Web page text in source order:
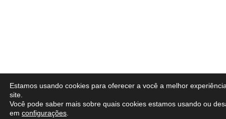
Estamos usando cookies para oferecer a você a melhor
site.
Você pode saber mais sobre quais cookies estamos usando ou
em configurações